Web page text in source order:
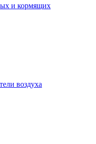
и кормящих
воздуха